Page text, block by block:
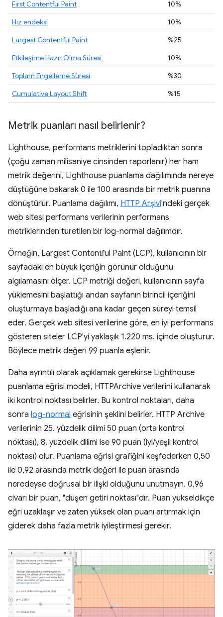
First Contentful Paint
10%
Hız endeksi
10%
Largest Contentful Paint
%25
Etkileşime Hazır Olma Süresi
10%
Toplam Engelleme Süresi
%30
Cumulative Layout Shift
%15
Metrik puanları nasıl belirlenir?
Lighthouse, performans metriklerini topladıktan sonra
(çoğu zaman milisaniye cinsinden raporlanır) her ham
metrik değerini, Lighthouse puanlama dağılımında nereye
düştüğüne bakarak 0 ile 100 arasında bir metrik puanına
dönüştürür. Puanlama dağılımı, HTTP Arşivi'ndeki gerçek
web sitesi performans verilerinin performans
metriklerinden türetilen bir log-normal dağılımdır.
Örneğin, Largest Contentful Paint (LCP), kullanıcının bir
sayfadaki en büyük içeriğin görünür olduğunu
algılamasını ölçer. LCP metriği değeri, kullanıcının sayfa
yüklemesini başlattığı andan sayfanın birincil içeriğini
oluşturmaya başladığı ana kadar geçen süreyi temsil
eder. Gerçek web sitesi verilerine göre, en iyi performans
gösteren siteler LCP'yi yaklaşık 1.220 ms. içinde oluşturur.
Böylece metrik değeri 99 puanla eşlenir.
Daha ayrıntılı olarak açıklamak gerekirse Lighthouse
puanlama eğrisi modeli, HTTPArchive verilerini kullanarak
iki kontrol noktası belirler. Bu kontrol noktaları, daha
sonra log-normal eğrisinin şeklini belirler. HTTP Archive
verilerinin 25. yüzdelik dilimi 50 puan (orta kontrol
noktası), 8. yüzdelik dilimi ise 90 puan (iyi/yeşil kontrol
noktası) olur. Puanlama eğrisi grafiğini keşfederken 0,50
ile 0,92 arasında metrik değeri ile puan arasında
neredeyse doğrusal bir ilişki olduğunu unutmayın. 0,96
civarı bir puan, "düşen getiri noktası"dır. Puan yükseldikçe
eğri uzaklaşır ve zaten yüksek olan puanı artırmak için
giderek daha fazla metrik iyileştirmesi gerekir.